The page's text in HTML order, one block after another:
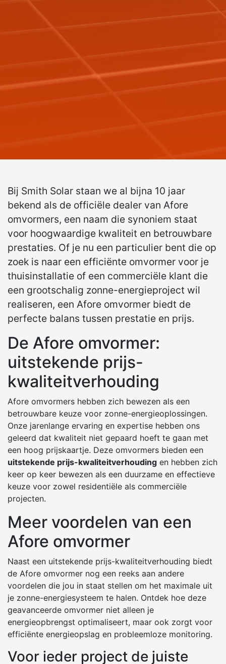
Bij Smith Solar staan we al bijna 10 jaar
bekend als de officiële dealer van Afore
omvormers, een naam die synoniem staat
voor hoogwaardige kwaliteit en betrouwbare
prestaties. Of je nu een particulier bent die op
zoek is naar een efficiënte omvormer voor je
thuisinstallatie of een commerciële klant die
een grootschalig zonne-energieproject wil
realiseren, een Afore omvormer biedt de
perfecte balans tussen prestatie en prijs.
De Afore omvormer:
uitstekende prijs-
kwaliteitverhouding
Afore omvormers hebben zich bewezen als een
betrouwbare keuze voor zonne-energieoplossingen.
Onze jarenlange ervaring en expertise hebben ons
geleerd dat kwaliteit niet gepaard hoeft te gaan met
een hoog prijskaartje. Deze omvormers bieden een
uitstekende prijs-kwaliteitverhouding en hebben zich
keer op keer bewezen als een duurzame en effectieve
keuze voor zowel residentiële als commerciële
projecten.
Meer voordelen van een
Afore omvormer
Naast een uitstekende prijs-kwaliteitverhouding biedt
de Afore omvormer nog een reeks aan andere
voordelen die jou in staat stellen om het maximale uit
je zonne-energiesysteem te halen. Ontdek hoe deze
geavanceerde omvormer niet alleen je
energieopbrengst optimaliseert, maar ook zorgt voor
efficiënte energieopslag en probleemloze monitoring.
Voor ieder project de juiste